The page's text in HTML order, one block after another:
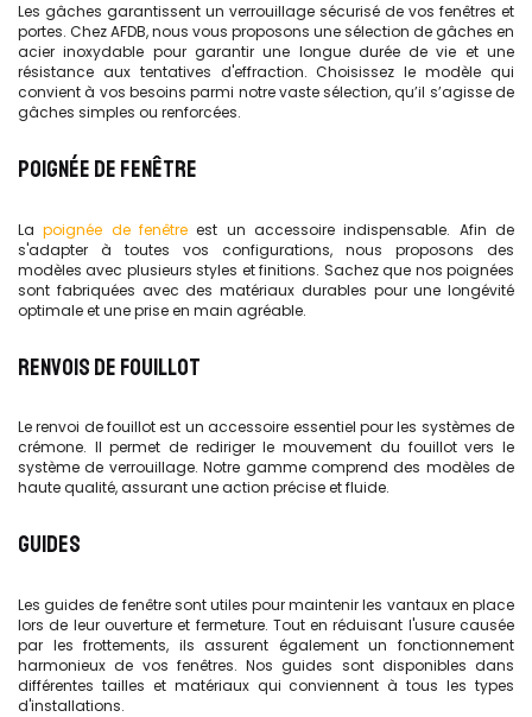
Les gâches garantissent un verrouillage sécurisé de vos fenêtres et
portes. Chez AFDB, nous vous proposons une sélection de gâches en
acier inoxydable pour garantir une longue durée de vie et une
résistance aux tentatives d'effraction. Choisissez le modèle qui
convient à vos besoins parmi notre vaste sélection, qu’il s’agisse de
gâches simples ou renforcées.
POIGNÉE DE FENÊTRE
Lapoignée de fenêtre est un accessoire indispensable. Afin de
s'adapter à toutes vos configurations, nous proposons des
modèles avec plusieurs styles et finitions. Sachez que nos poignées
sont fabriquées avec des matériaux durables pour une longévité
optimale et une prise en main agréable.
RENVOIS DE FOUILLOT
Le renvoi de fouillot est un accessoire essentiel pour les systèmes de
crémone. Il permet de rediriger le mouvement du fouillot vers le
système de verrouillage. Notre gamme comprend des modèles de
haute qualité, assurant une action précise et fluide.
GUIDES
Les guides de fenêtre sont utiles pour maintenir les vantaux en place
lors de leur ouverture et fermeture. Tout en réduisant l'usure causée
par les frottements, ils assurent également un fonctionnement
harmonieux de vos fenêtres. Nos guides sont disponibles dans
différentes tailles et matériaux qui conviennent à tous les types
d'installations.